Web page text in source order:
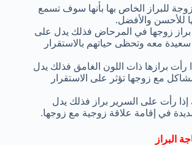
للبراز الخاص بها بأنها سوف تسمع
للأحسن والأفضل.
براز زوجها في المرحاض فذلك يدل على
سعيدة معه وتحظى حياتهم بالاستقرار
رأت برازها ذات اللون الغامق فذلك يدل
مع زوجها تؤثر على الاستقرار
رأت على السرير براز فذلك يدل
في إقامة علاقة زوجية مع زوجها.
البراز